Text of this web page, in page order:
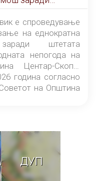
на Општина
е спроведување
на еднократна
штетата
непогода на
Центар-Скопје
година согласно
на Општина
ДУП